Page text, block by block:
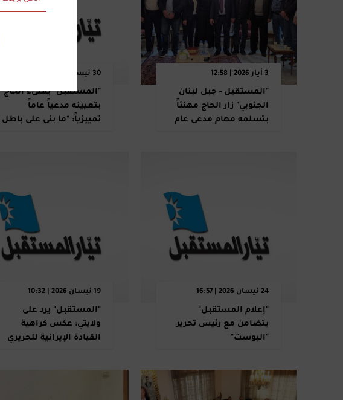
3 أيار 2026 | 12:58
"المستقبل - جبل لبنان
الجنوبي" زار الحاج مهنئاً
بتسلمه مهام مدعي عام
30 نيسان 2026 | 20:37
"المستقبل" يهنىء الحاج
بتعيينه مدعياً عاماً
تمييزياً: "ما بني على باطل
24 نيسان 2026 | 16:57
"إعلام المستقبل"
يتضامن مع رئيس تحرير
"البوست"
19 نيسان 2026 | 10:32
"المستقبل" يرد على
ولايتي: عكس كراهية
القيادة الإيرانية للحريري